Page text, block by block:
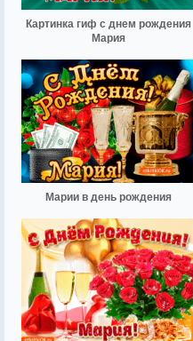
Картинка гиф с днем рождения
Мария
Марии в день рождения